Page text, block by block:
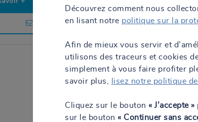
Découvrez comment nous
en lisant notre politique sur la
Afin de mieux vous servir et
utilisons des traceurs et cookies
simplement à vous faire profiter
savoir plus,
lisez notre politique
Cliquez sur le bouton « J’accepte »
sur le bouton « Continuer sans